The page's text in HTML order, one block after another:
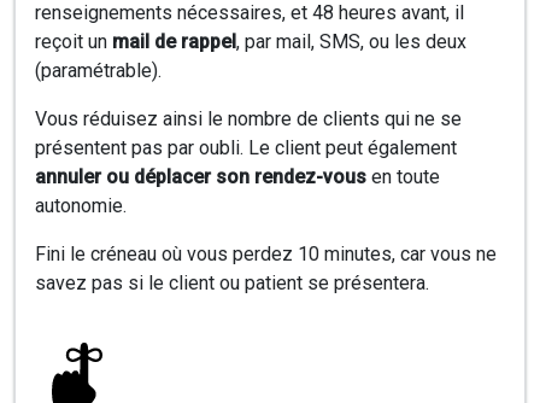
renseignements nécessaires, et 48 heures avant, il
reçoit un mail de rappel, par mail, SMS, ou les deux
(paramétrable).
Vous réduisez ainsi le nombre de clients qui ne se
présentent pas par oubli. Le client peut également
annuler ou déplacer son rendez-vous en toute
autonomie.
Fini le créneau où vous perdez 10 minutes, car vous ne
savez pas si le client ou patient se présentera.